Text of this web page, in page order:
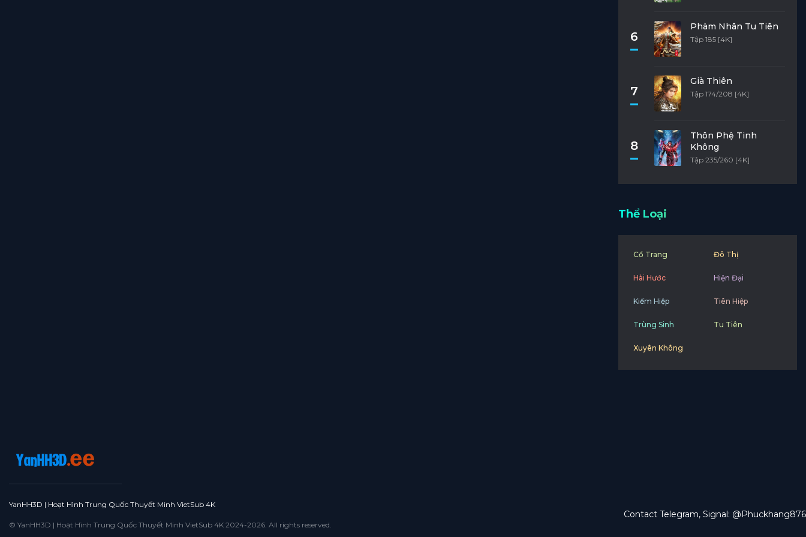
6
Phàm Nhân Tu Tiên
Tập 185 [4K]
7
Già Thiên
Tập 174/208 [4K]
8
Thôn Phệ Tinh
Không
Tập 235/260 [4K]
Thể Loại
Cổ Trang Đô Thị
Hài Hước Hiện Đại
Kiếm Hiệp Tiên Hiệp
Trùng Sinh Tu Tiên
Xuyên Không
YanHH3D | Hoạt Hình Trung Quốc Thuyết Minh VietSub 4K
Contact Telegram, Signal: @Phuckhang876
© YanHH3D | Hoạt Hình Trung Quốc Thuyết Minh VietSub 4K 2024-2026. All rights reserved.